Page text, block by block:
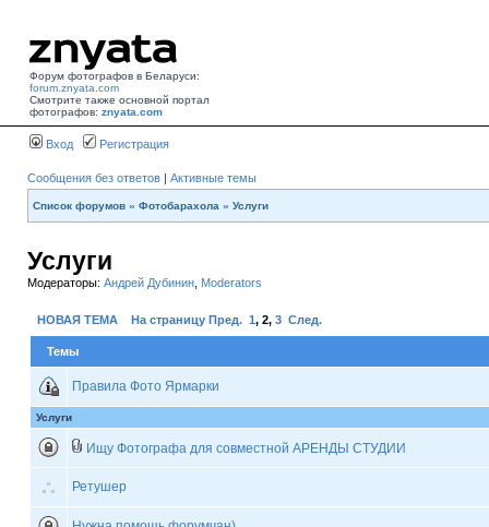
Форум фотографов в Беларуси:
forum.znyata.com
Смотрите также основной портал
фотографов: znyata.com
Вход Регистрация
Сообщения без ответов | Активные темы
Список форумов » Фотобарахола » Услуги
Услуги
Модераторы: Андрей Дубинин Moderators
НОВАЯ ТЕМА На страницу Пред. 1, 2, 3 След.
Темы
Правила Фото Ярмарки
Услуги
Ищу Фотографа для совместной АРЕНДЫ СТУДИИ
Ретушер